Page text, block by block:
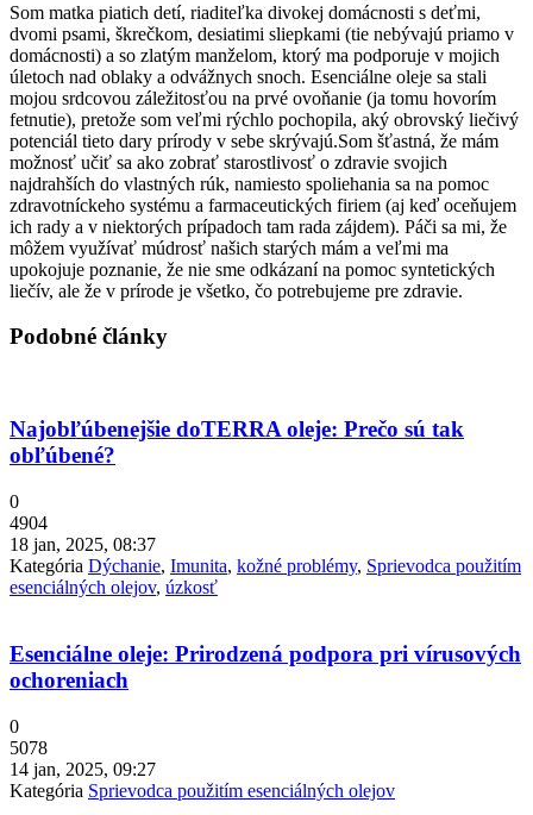
Som matka piatich detí, riaditeľka divokej domácnosti s deťmi,
dvomi psami, škrečkom, desiatimi sliepkami (tie nebývajú priamo v
domácnosti) a so zlatým manželom, ktorý ma podporuje v mojich
úletoch nad oblaky a odvážnych snoch. Esenciálne oleje sa stali
mojou srdcovou záležitosťou na prvé ovoňanie (ja tomu hovorím
fetnutie), pretože som veľmi rýchlo pochopila, aký obrovský liečivý
potenciál tieto dary prírody v sebe skrývajú.Som šťastná, že mám
možnosť učiť sa ako zobrať starostlivosť o zdravie svojich
najdrahších do vlastných rúk, namiesto spoliehania sa na pomoc
zdravotníckeho systému a farmaceutických firiem (aj keď oceňujem
ich rady a v niektorých prípadoch tam rada zájdem). Páči sa mi, že
môžem využívať múdrosť našich starých mám a veľmi ma
upokojuje poznanie, že nie sme odkázaní na pomoc syntetických
liečív, ale že v prírode je všetko, čo potrebujeme pre zdravie.
Podobné články
Najobľúbenejšie doTERRA oleje: Prečo sú tak
obľúbené?
0
4904
18 jan, 2025, 08:37
Kategória Dýchanie, Imunita, kožné problémy, Sprievodca použitím
esenciálných olejov, úzkosť
Esenciálne oleje: Prirodzená podpora pri vírusových
ochoreniach
0
5078
14 jan, 2025, 09:27
Kategória Sprievodca použitím esenciálných olejov